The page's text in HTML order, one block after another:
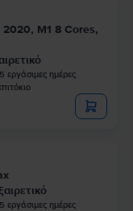
M1 8 Cores,
εργάσιμες ημέρες
εργάσιμες ημέρες